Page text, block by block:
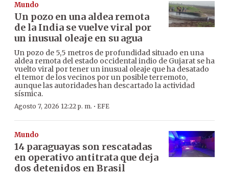
Mundo
Un pozo en una aldea remota
de la India se vuelve viral por
un inusual oleaje en su agua
Un pozo de 5,5 metros de profundidad situado en una
aldea remota del estado occidental indio de Gujarat se ha
vuelto viral por tener un inusual oleaje que ha desatado
el temor de los vecinos por un posible terremoto,
aunque las autoridades han descartado la actividad
sísmica.
Agosto 7, 2026 12:22 p. m. · EFE
Mundo
14 paraguayas son rescatadas
en operativo antitrata que deja
dos detenidos en Brasil